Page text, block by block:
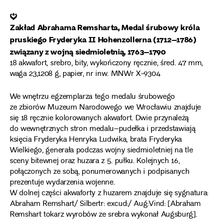
❦
Zakład Abrahama Remsharta, Medal śrubowy króla
pruskiego Fryderyka II Hohenzollerna (1712–1786)
związany z wojną siedmioletnią, 1763–1790
18 akwafort, srebro, bity, wykończony ręcznie, śred. 47 mm,
waga 23,1208 g, papier, nr inw. MNWr X-9304
We wnętrzu egzemplarza tego medalu śrubowego
ze zbiorów Muzeum Narodowego we Wrocławiu znajduje
się 18 ręcznie kolorowanych akwafort. Dwie przynależą
do wewnętrznych stron medalu–pudełka i przedstawiają
księcia Fryderyka Henryka Ludwika, brata Fryderyka
Wielkiego, generała podczas wojny siedmioletniej na tle
sceny bitewnej oraz huzara z 5. pułku. Kolejnych 16,
połączonych ze sobą, ponumerowanych i podpisanych
prezentuje wydarzenia wojenne.
W dolnej części akwaforty z huzarem znajduje się sygnatura:
Abraham Remshart/ Silbertr: excud:/ Aug:Vind: [Abraham
Remshart tokarz wyrobów ze srebra wykonał Augsburg].